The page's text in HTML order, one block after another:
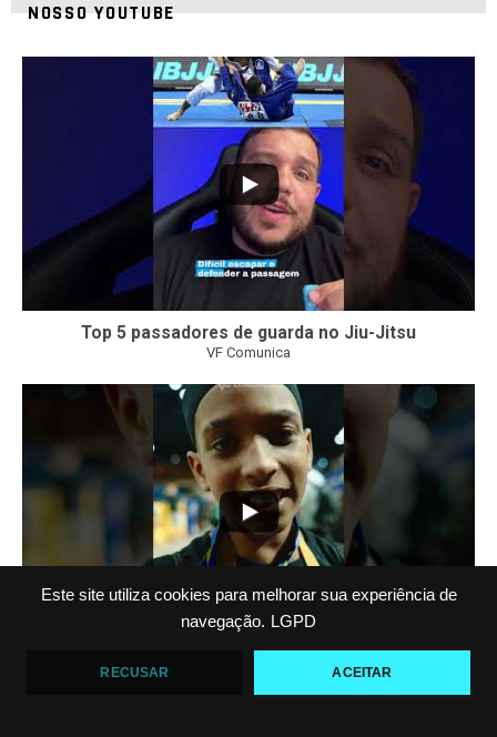
Este site utiliza cookies para melhorar sua experiência de
navegação. LGPD
RECUSAR ACEITAR
NOSSO YOUTUBE
Top 5 passadores de guarda no Jiu-Jitsu
VF Comunica